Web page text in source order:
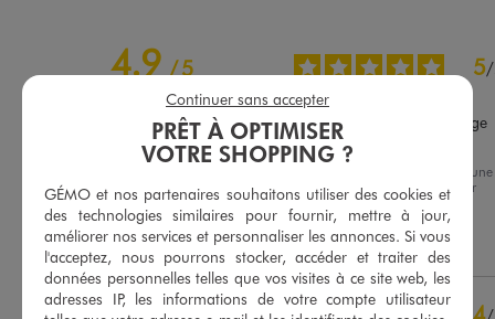
4.9/5
contrôle
Voir tous les avis sur ce site
5étoiles
13
4étoiles
1
3étoiles 0
5/
Parfait et pratique il se range
dans la capuche
, suite à une
expérience du
20/07/2026
par
Aurelie D.
Utile(0) Signaler
4
PRÊT À OPTIMISER
VOTRE SHOPPING ?
GÉMO et nos partenaires souhaitons utiliser des cookies et
des technologies similaires pour fournir, mettre à jour,
améliorer nos services et personnaliser les annonces. Si vous
l'acceptez, nous pourrons stocker, accéder et traiter des
données personnelles telles que vos visites à ce site web, les
adresses IP, les informations de votre compte utilisateur
Continuer sans accepter